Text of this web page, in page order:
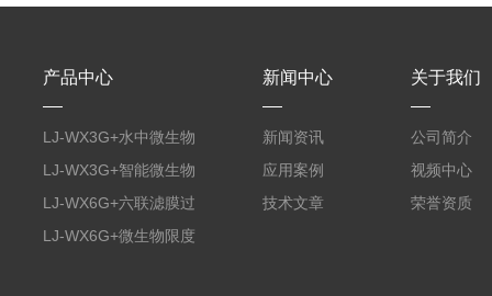
产品中心
LJ-WX3G+水中微生物
膜过滤装置
LJ-WX3G+智能微生物
限度仪
LJ-WX6G+六联滤膜过
滤器
LJ-WX6G+微生物限度
新闻中心
新闻资讯
应用案例
技术文章
关于我们
公司简介
视频中心
荣誉资质